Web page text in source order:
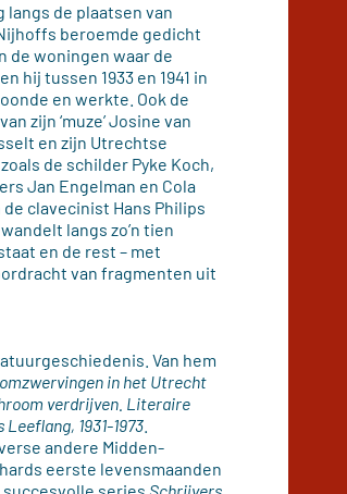
langs de plaatsen van
beroemde gedicht
de woningen waar de
hij tussen 1933 en 1941 in
en werkte. Ook de
zijn ‘muze’ Josine van
en zijn Utrechtse
de schilder Pyke Koch,
Jan Engelman en Cola
clavecinist Hans Philips
langs zo’n tien
en de rest – met
van fragmenten uit
Van hem
in het Utrecht
verdrijven. Literaire
1931-1973
andere Midden-
eerste levensmaanden